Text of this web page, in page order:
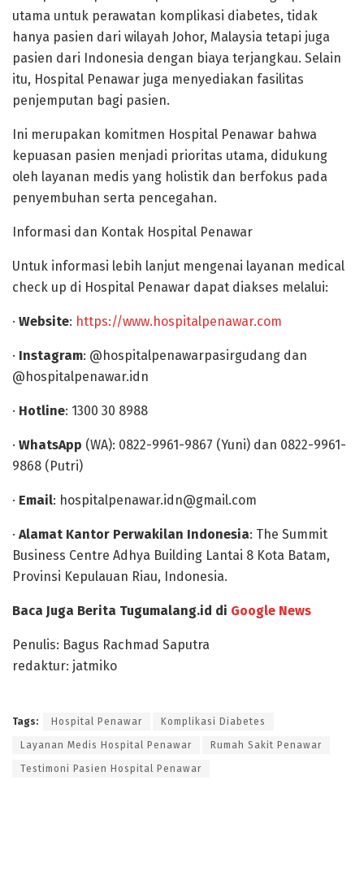
utama untuk perawatan komplikasi diabetes, tidak
hanya pasien dari wilayah Johor, Malaysia tetapi juga
pasien dari Indonesia dengan biaya terjangkau. Selain
itu, Hospital Penawar juga menyediakan fasilitas
penjemputan bagi pasien.
Ini merupakan komitmen Hospital Penawar bahwa
kepuasan pasien menjadi prioritas utama, didukung
oleh layanan medis yang holistik dan berfokus pada
penyembuhan serta pencegahan.
Informasi dan Kontak Hospital Penawar
Untuk informasi lebih lanjut mengenai layanan medical
check up di Hospital Penawar dapat diakses melalui:
· Website: https://www.hospitalpenawar.com
· Instagram: @hospitalpenawarpasirgudang dan
@hospitalpenawar.idn
· Hotline: 1300 30 8988
· WhatsApp (WA): 0822-9961-9867 (Yuni) dan 0822-9961-
9868 (Putri)
· Email: hospitalpenawar.idn@gmail.com
· Alamat Kantor Perwakilan Indonesia: The Summit
Business Centre Adhya Building Lantai 8 Kota Batam,
Provinsi Kepulauan Riau, Indonesia.
Baca Juga Berita Tugumalang.id di Google News
Penulis: Bagus Rachmad Saputra
redaktur: jatmiko
Tags: Hospital Penawar Komplikasi Diabetes
Layanan Medis Hospital Penawar Rumah Sakit Penawar
Testimoni Pasien Hospital Penawar